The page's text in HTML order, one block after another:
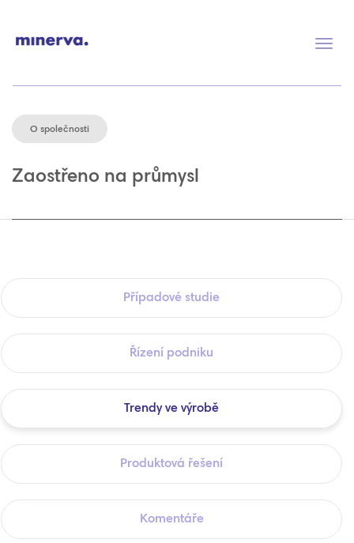
O společnosti
Zaostřeno na průmysl
Případové studie
Řízení podniku
Trendy ve výrobě
Produktová řešení
Komentáře